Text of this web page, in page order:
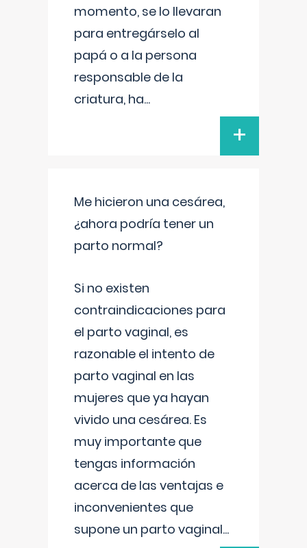
momento, se lo llevaran
para entregárselo al
papá o a la persona
responsable de la
criatura, ha...
+
Me hicieron una cesárea,
¿ahora podría tener un
parto normal?
Si no existen
contraindicaciones para
el parto vaginal, es
razonable el intento de
parto vaginal en las
mujeres que ya hayan
vivido una cesárea. Es
muy importante que
tengas información
acerca de las ventajas e
inconvenientes que
supone un parto vaginal...